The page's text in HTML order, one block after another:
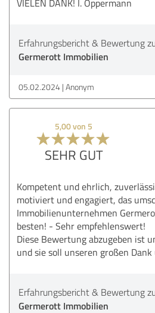
VIELEN DANK! I. Oppermann
Erfahrungsbericht & Bewertung
Germerott Immobilien
05.02.2024 Anonym
5,00 von 5
SEHR GUT
Kompetent und ehrlich,
motiviert und engagiert, das
Immobilienunternehmen
besten! - Sehr empfehlenswert!
Diese Bewertung abzugeben ist
und sie soll unseren großen
Erfahrungsbericht & Bewertung
Germerott Immobilien